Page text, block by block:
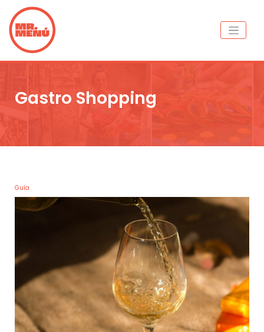
Gastro Shopping
Guía